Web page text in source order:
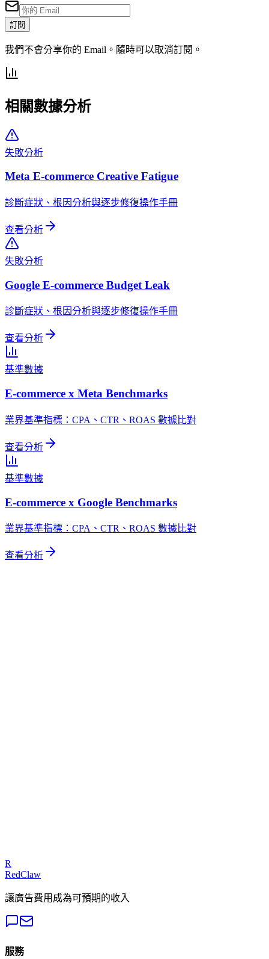
訂閱
我們不會分享你的 Email。隨時可以取消訂閱。
相關數據分析
失敗分析
Meta E-commerce Creative Fatigue
診斷症狀、根因分析與逐步修復操作手冊
查看分析
失敗分析
Google E-commerce Budget Leak
診斷症狀、根因分析與逐步修復操作手冊
查看分析
基準數據
E-commerce x Meta Benchmarks
業界基準指標：CPA、CTR、ROAS 數據比對
查看分析
基準數據
E-commerce x Google Benchmarks
業界基準指標：CPA、CTR、ROAS 數據比對
查看分析
勢
R
RedClaw
讓廣告費用成為可預期的收入
服務